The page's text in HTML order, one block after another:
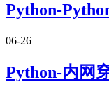
Python-
06-26
Python-内网